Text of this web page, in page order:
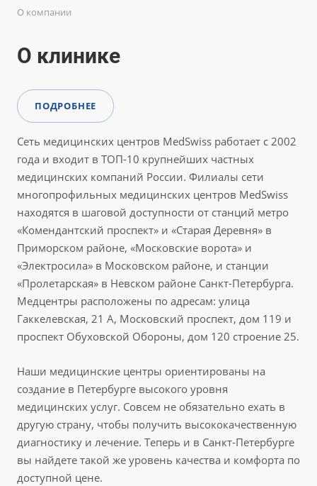
О компании
О клинике
ПОДРОБНЕЕ
Сеть медицинских центров MedSwiss работает с 2002
года и входит в ТОП-10 крупнейших частных
медицинских компаний России. Филиалы сети
многопрофильных медицинских центров MedSwiss
находятся в шаговой доступности от станций метро
«Комендантский проспект» и «Старая Деревня» в
Приморском районе, «Московские ворота» и
«Электросила» в Московском районе, и станции
«Пролетарская» в Невском районе Санкт-Петербурга.
Медцентры расположены по адресам: улица
Гаккелевская, 21 А, Московский проспект, дом 119 и
проспект Обуховской Обороны, дом 120 строение 25.
Наши медицинские центры ориентированы на
создание в Петербурге высокого уровня
медицинских услуг. Совсем не обязательно ехать в
другую страну, чтобы получить высококачественную
диагностику и лечение. Теперь и в Санкт-Петербурге
вы найдете такой же уровень качества и комфорта по
доступной цене.